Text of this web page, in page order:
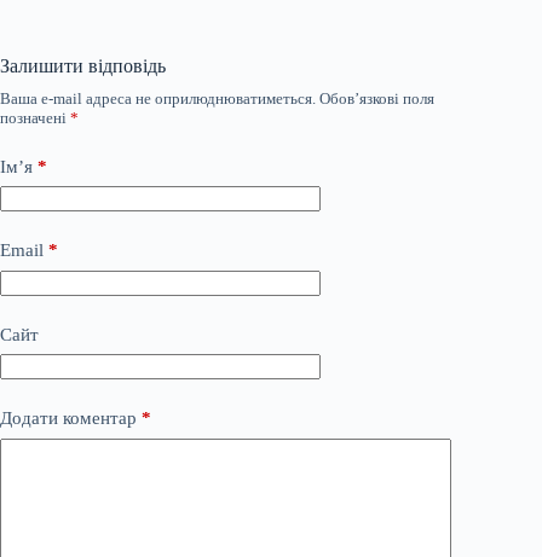
Залишити відповідь
Ваша e-mail адреса не оприлюднюватиметься. Обов’язкові поля
позначені *
Ім’я *
Email *
Сайт
Додати коментар *